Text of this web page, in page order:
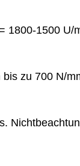
1800-1500 U/
zu 700 N/